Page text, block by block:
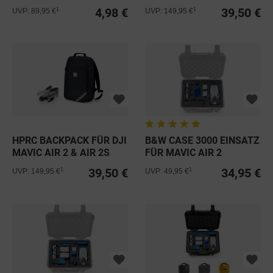
4,98 €
UVP: 89,95 € 39,50 €
UVP: 149,95 €
HPRC BACKPACK FÜR DJI
MAVIC AIR 2 & AIR 2S
39,50 €
UVP: 149,95 €
B&W CASE 3000 EINSATZ
FÜR MAVIC AIR 2
34,95 €
UVP: 49,95 €